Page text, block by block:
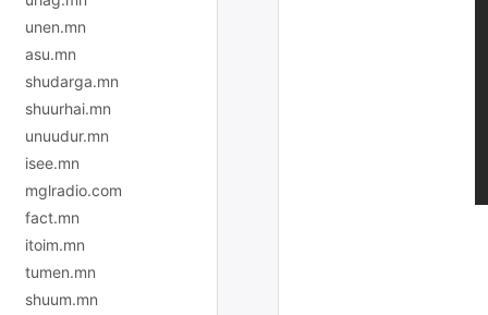
unen.mn
asu.mn
shudarga.mn
shuurhai.mn
unuudur.mn
isee.mn
mglradio.com
fact.mn
itoim.mn
tumen.mn
shuum.mn